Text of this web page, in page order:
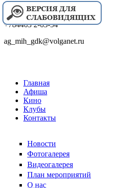
+784463 2-63-54
ag_mih_gdk@volganet.ru
Главная
Афиша
Кино
Клубы
Контакты
Новости
Фотогалерея
Видеогалерея
План мероприятий
О нас